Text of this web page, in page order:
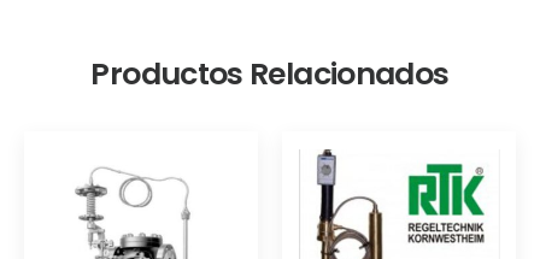
Productos Relacionados